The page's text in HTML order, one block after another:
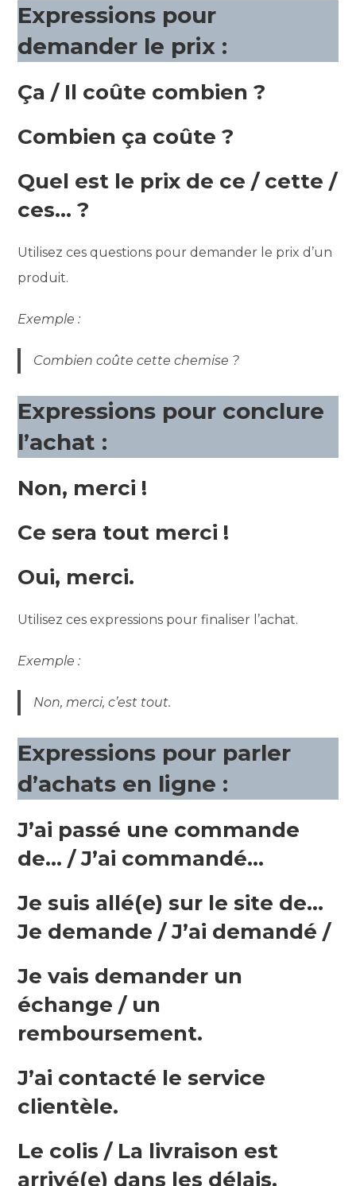
Expressions pour
demander le prix :
Ça / Il coûte combien ?
Combien ça coûte ?
Quel est le prix de ce / cette /
ces… ?
Utilisez ces questions pour demander le prix d’un
produit.
Exemple :
Combien coûte cette chemise ?
Expressions pour conclure
l’achat :
Non, merci !
Ce sera tout merci !
Oui, merci.
Utilisez ces expressions pour finaliser l’achat.
Exemple :
Non, merci, c’est tout.
Expressions pour parler
d’achats en ligne :
J’ai passé une commande
de… / J’ai commandé…
Je suis allé(e) sur le site de…
Je demande / J’ai demandé /
Je vais demander un
échange / un
remboursement.
J’ai contacté le service
clientèle.
Le colis / La livraison est
arrivé(e) dans les délais.